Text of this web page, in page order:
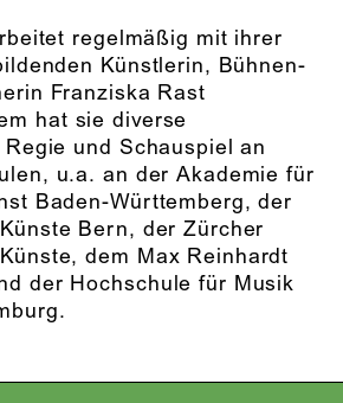
regelmäßig mit ihrer
Künstlerin, Bühnen-
Franziska Rast
hat sie diverse
und Schauspiel an
u.a. an der Akademie für
Baden-Württemberg, der
Bern, der Zürcher
dem Max Reinhardt
der Hochschule für Musik